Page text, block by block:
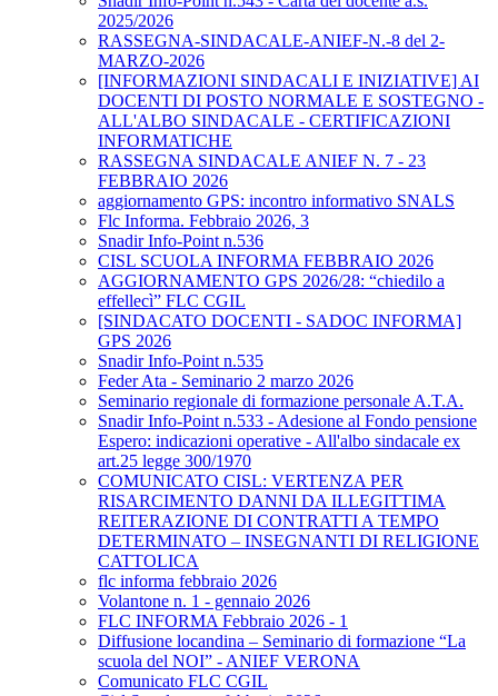
2025/2026
RASSEGNA-SINDACALE-ANIEF-N.-8 del 2-
MARZO-2026
[INFORMAZIONI SINDACALI E INIZIATIVE] AI
DOCENTI DI POSTO NORMALE E SOSTEGNO -
ALL'ALBO SINDACALE - CERTIFICAZIONI
INFORMATICHE
RASSEGNA SINDACALE ANIEF N. 7 - 23
FEBBRAIO 2026
aggiornamento GPS: incontro informativo SNALS
Flc Informa. Febbraio 2026, 3
Snadir Info-Point n.536
CISL SCUOLA INFORMA FEBBRAIO 2026
AGGIORNAMENTO GPS 2026/28: “chiedilo a
effellecì” FLC CGIL
[SINDACATO DOCENTI - SADOC INFORMA]
GPS 2026
Snadir Info-Point n.535
Feder Ata - Seminario 2 marzo 2026
Seminario regionale di formazione personale A.T.A.
Snadir Info-Point n.533 - Adesione al Fondo pensione
Espero: indicazioni operative - All'albo sindacale ex
art.25 legge 300/1970
COMUNICATO CISL: VERTENZA PER
RISARCIMENTO DANNI DA ILLEGITTIMA
REITERAZIONE DI CONTRATTI A TEMPO
DETERMINATO – INSEGNANTI DI RELIGIONE
CATTOLICA
flc informa febbraio 2026
Volantone n. 1 - gennaio 2026
FLC INFORMA Febbraio 2026 - 1
Diffusione locandina – Seminario di formazione “La
scuola del NOI” - ANIEF VERONA
Comunicato FLC CGIL